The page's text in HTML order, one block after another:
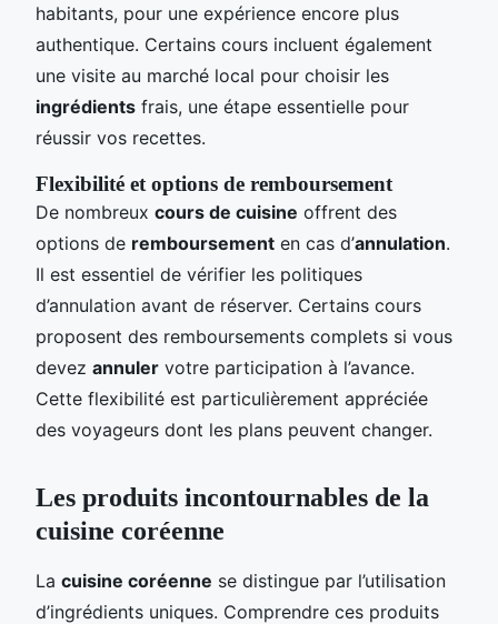
habitants, pour une expérience encore plus
authentique. Certains cours incluent également
une visite au marché local pour choisir les
ingrédients frais, une étape essentielle pour
réussir vos recettes.
Flexibilité et options de remboursement
De nombreux cours de cuisine offrent des
options de remboursement en cas d’annulation.
Il est essentiel de vérifier les politiques
d’annulation avant de réserver. Certains cours
proposent des remboursements complets si vous
devez annuler votre participation à l’avance.
Cette flexibilité est particulièrement appréciée
des voyageurs dont les plans peuvent changer.
Les produits incontournables de la
cuisine coréenne
La cuisine coréenne se distingue par l’utilisation
d’ingrédients uniques. Comprendre ces produits